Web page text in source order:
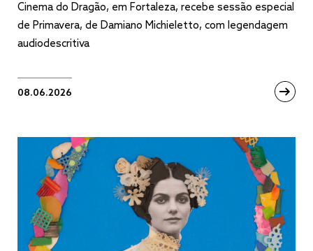
Cinema do Dragão, em Fortaleza, recebe sessão especial
de Primavera, de Damiano Michieletto, com legendagem
audiodescritiva
08.06.2026